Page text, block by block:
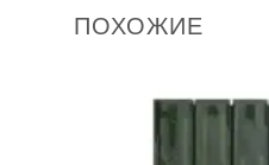
ПОХОЖИЕ